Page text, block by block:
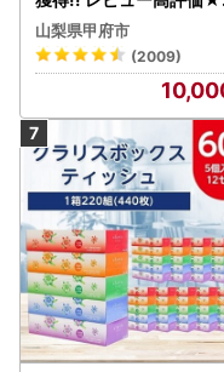
〈2026年度配送分〉山梨
県産 シャインマスカット
～3房（1.0kg以上）シ
ン フルーツ FN-
P
山梨県甲府市
(2009)